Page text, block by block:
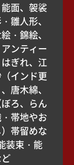
面、袈裟
雛人形、
・錦絵、
ンティー
ぎれ、江
インド更
唐木綿、
ろ、らん
帯地やお
帯留めな
装束・能